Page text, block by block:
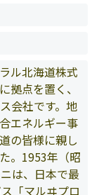
ル北海道株式
拠点を置く、
会社です。地
エネルギー事
の皆様に親し
。1953年（昭
は、日本で最
「マルヰプロ